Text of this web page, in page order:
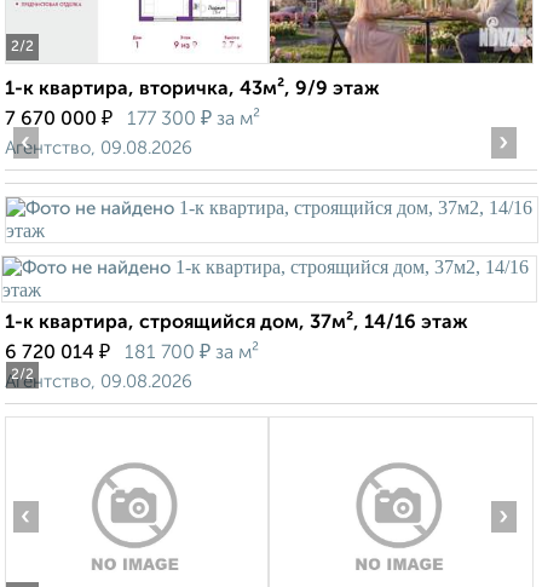
2/2
1-к квартира, вторичка, 43м², 9/9 этаж
7 670 000 ₽ 177 300 ₽ за м²
Агентство, 09.08.2026
2/2
‹ ›
1-к квартира, строящийся дом, 37м², 14/16 этаж
6 720 014 ₽ 181 700 ₽ за м²
Агентство, 09.08.2026
‹ ›